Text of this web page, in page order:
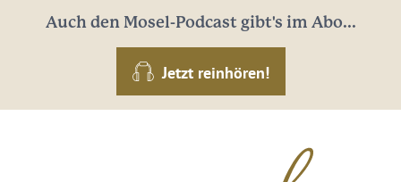
Auch den Mosel-Podcast gibt's im Abo...
Jetzt reinhören!